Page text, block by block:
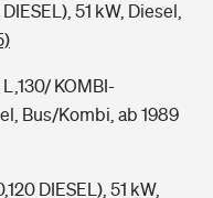
51 kW, Diesel,
KOMBI-
Bus/Kombi, ab 1989
DIESEL), 51 kW,